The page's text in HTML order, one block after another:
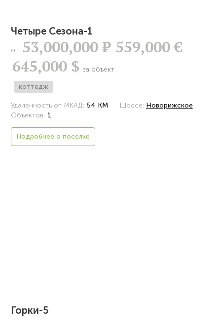
Четыре Сезона-1
от 53,000,000Р 559,000 €
645,000 $ за объект
коттедж
Удаленность от МКАД: 54 КМ Шоссе: Новорижское
Объектов: 1
Подробнее о посёлке
Горки-5